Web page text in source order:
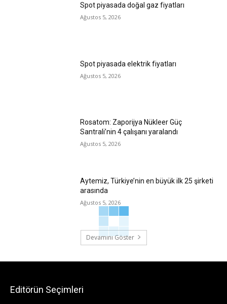
Spot piyasada doğal gaz fiyatları
Ağustos 5, 2026
Spot piyasada elektrik fiyatları
Ağustos 5, 2026
Rosatom: Zaporijya Nükleer Güç
Santrali’nin 4 çalışanı yaralandı
Ağustos 5, 2026
Aytemiz, Türkiye’nin en büyük ilk 25 şirketi
arasında
Ağustos 5, 2026
Devamını Göster
Editörün Seçimleri